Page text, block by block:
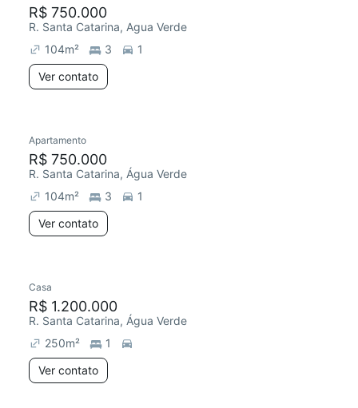
R$ 750.000
R. Santa Catarina, Agua Verde
104m² 3
1
Ver contato
Redecorar
Apartamento
R$ 750.000
R. Santa Catarina, Água Verde
104m² 3
1
Ver contato
Casa
R$ 1.200.000
R. Santa Catarina, Água Verde
250m²
1
Ver contato